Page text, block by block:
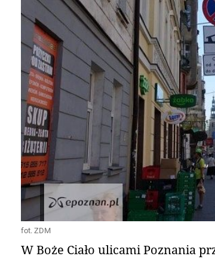
fot. ZDM
W Boże Ciało ulicami Poznania